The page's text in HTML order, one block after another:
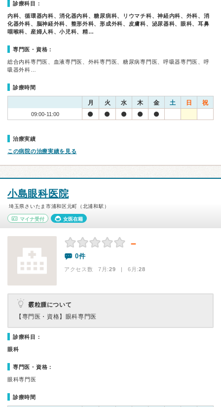
診療科目：
内科、循環器内科、消化器内科、糖尿病科、リウマチ科、神経内科、外科、消
化器外科、脳神経外科、整形外科、形成外科、皮膚科、泌尿器科、眼科、耳鼻
咽喉科、産婦人科、小児科、精…
専門医・資格：
総合内科専門医、血液専門医、外科専門医、糖尿病専門医、呼吸器専門医、呼
吸器外科…
診療時間
月 火 水 木 金 土 日 祝
09:00-11:00
治療実績
この病院の治療実績を見る
小島眼科医院
埼玉県さいたま市浦和区元町（北浦和駅）
マイナ受付 女医在籍
－
0件
アクセス数 7月:29 | 6月:28
霰粒腫について
【専門医・資格】 眼科専門医
診療科目：
眼科
専門医・資格：
眼科専門医
診療時間